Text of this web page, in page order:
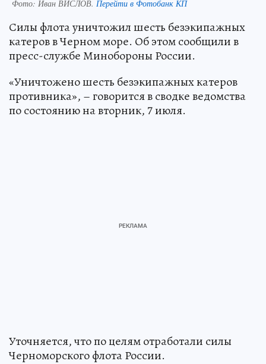
Фото: Иван ВИСЛОВ. Перейти в Фотобанк КП
Силы флота уничтожил шесть безэкипажных
катеров в Черном море. Об этом сообщили в
пресс-службе Минобороны России.
«Уничтожено шесть безэкипажных катеров
противника», – говорится в сводке ведомства
по состоянию на вторник, 7 июля.
Уточняется, что по целям отработали силы
Черноморского флота России.